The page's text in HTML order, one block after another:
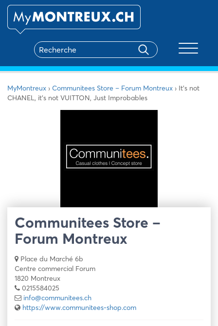
MyMontreux › Communitees Store – Forum Montreux › It’s not
CHANEL, it’s not VUITTON, Just Improbables
Communitees Store –
Forum Montreux
Place du Marché 6b
Centre commercial Forum
1820 Montreux
0215584025
info@communitees.ch
https://www.communitees-shop.com